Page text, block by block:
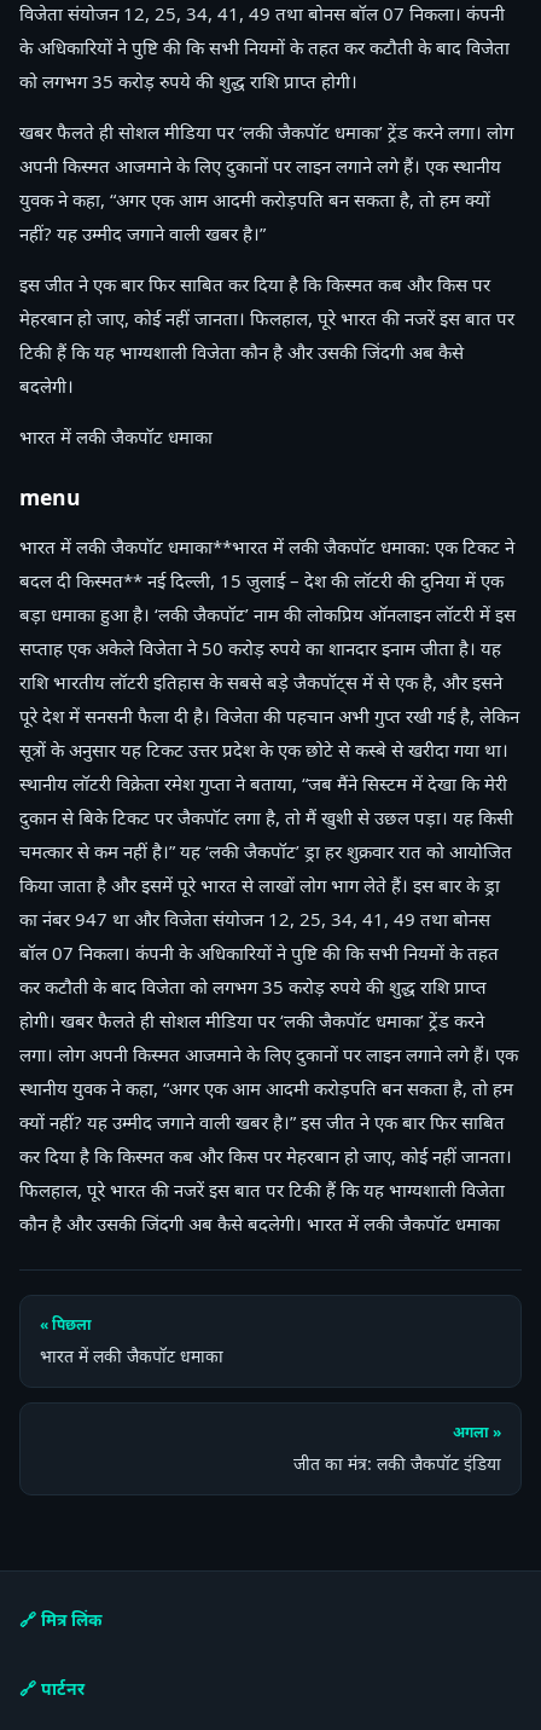
विजेता संयोजन 12, 25, 34, 41, 49 तथा बोनस बॉल 07 निकला। कंपनी
के अधिकारियों ने पुष्टि की कि सभी नियमों के तहत कर कटौती के बाद विजेता
को लगभग 35 करोड़ रुपये की शुद्ध राशि प्राप्त होगी।
खबर फैलते ही सोशल मीडिया पर ‘लकी जैकपॉट धमाका’ ट्रेंड करने लगा। लोग
अपनी किस्मत आजमाने के लिए दुकानों पर लाइन लगाने लगे हैं। एक स्थानीय
युवक ने कहा, “अगर एक आम आदमी करोड़पति बन सकता है, तो हम क्यों
नहीं? यह उम्मीद जगाने वाली खबर है।”
इस जीत ने एक बार फिर साबित कर दिया है कि किस्मत कब और किस पर
मेहरबान हो जाए, कोई नहीं जानता। फिलहाल, पूरे भारत की नजरें इस बात पर
टिकी हैं कि यह भाग्यशाली विजेता कौन है और उसकी जिंदगी अब कैसे
बदलेगी।
भारत में लकी जैकपॉट धमाका
menu
भारत में लकी जैकपॉट धमाका**भारत में लकी जैकपॉट धमाका: एक टिकट ने
बदल दी किस्मत** नई दिल्ली, 15 जुलाई – देश की लॉटरी की दुनिया में एक
बड़ा धमाका हुआ है। ‘लकी जैकपॉट’ नाम की लोकप्रिय ऑनलाइन लॉटरी में इस
सप्ताह एक अकेले विजेता ने 50 करोड़ रुपये का शानदार इनाम जीता है। यह
राशि भारतीय लॉटरी इतिहास के सबसे बड़े जैकपॉट्स में से एक है, और इसने
पूरे देश में सनसनी फैला दी है। विजेता की पहचान अभी गुप्त रखी गई है, लेकिन
सूत्रों के अनुसार यह टिकट उत्तर प्रदेश के एक छोटे से कस्बे से खरीदा गया था।
स्थानीय लॉटरी विक्रेता रमेश गुप्ता ने बताया, “जब मैंने सिस्टम में देखा कि मेरी
दुकान से बिके टिकट पर जैकपॉट लगा है, तो मैं खुशी से उछल पड़ा। यह किसी
चमत्कार से कम नहीं है।” यह ‘लकी जैकपॉट’ ड्रा हर शुक्रवार रात को आयोजित
किया जाता है और इसमें पूरे भारत से लाखों लोग भाग लेते हैं। इस बार के ड्रा
का नंबर 947 था और विजेता संयोजन 12, 25, 34, 41, 49 तथा बोनस
बॉल 07 निकला। कंपनी के अधिकारियों ने पुष्टि की कि सभी नियमों के तहत
कर कटौती के बाद विजेता को लगभग 35 करोड़ रुपये की शुद्ध राशि प्राप्त
होगी। खबर फैलते ही सोशल मीडिया पर ‘लकी जैकपॉट धमाका’ ट्रेंड करने
लगा। लोग अपनी किस्मत आजमाने के लिए दुकानों पर लाइन लगाने लगे हैं। एक
स्थानीय युवक ने कहा, “अगर एक आम आदमी करोड़पति बन सकता है, तो हम
क्यों नहीं? यह उम्मीद जगाने वाली खबर है।” इस जीत ने एक बार फिर साबित
कर दिया है कि किस्मत कब और किस पर मेहरबान हो जाए, कोई नहीं जानता।
फिलहाल, पूरे भारत की नजरें इस बात पर टिकी हैं कि यह भाग्यशाली विजेता
कौन है और उसकी जिंदगी अब कैसे बदलेगी। भारत में लकी जैकपॉट धमाका
« पिछला
भारत में लकी जैकपॉट धमाका
अगला »
जीत का मंत्र: लकी जैकपॉट इंडिया
🔗 मित्र लिंक
🔗 पार्टनर